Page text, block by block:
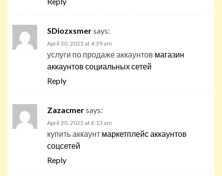
SDiozxsmersays:
April 30, 2025 at 4:39 am
услуги по продаже аккаунтов магазин
аккаунтов социальных сетей
Reply
Zazacmersays:
April 30, 2025 at 6:13 am
купить аккаунт маркетплейс аккаунтов
соцсетей
Reply